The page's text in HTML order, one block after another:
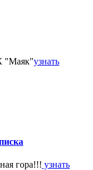
"Маяк"узнать
гора!!! узнать